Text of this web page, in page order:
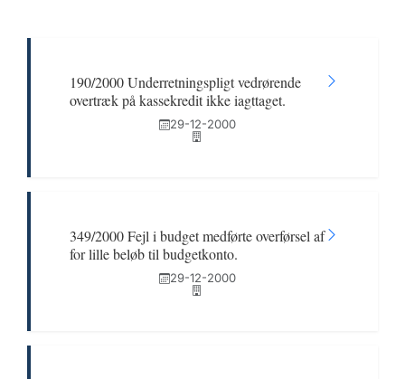
190/2000 Underretningspligt vedrørende
overtræk på kassekredit ikke iagttaget.
29-12-2000
349/2000 Fejl i budget medførte overførsel af
for lille beløb til budgetkonto.
29-12-2000